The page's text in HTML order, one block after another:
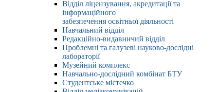
Відділ ліцензування, акредитації та
інформаційного
забезпечення освітньої діяльності
Навчальний відділ
Редакційно-видавничий відділ
Проблемні та галузеві науково-дослідні
лабораторії
Музейний комплекс
Навчально-дослідний комбінат БТУ
Студентське містечко